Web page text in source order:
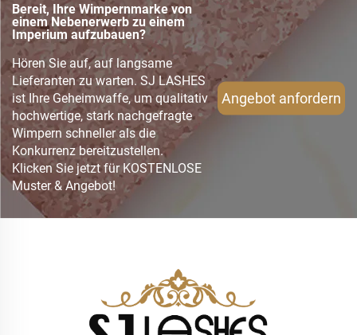
Bereit, Ihre Wimpernmarke von
einem Nebenerwerb zu einem
Imperium aufzubauen?
Hören Sie auf, auf langsame
Lieferanten zu warten. SJ LASHES
ist Ihre Geheimwaffe, um qualitativ
hochwertige, stark nachgefragte
Wimpern schneller als die
Konkurrenz bereitzustellen.
Klicken Sie jetzt für KOSTENLOSE
Muster & Angebot!
Angebot anfordern